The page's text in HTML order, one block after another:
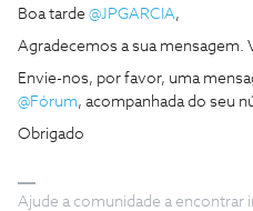
Boa tarde @JPGARCIA,
Agradecemos a sua mensagem.
Envie-nos, por favor, uma
@Fórum, acompanhada do seu
Obrigado
Ajude a comunidade a encontrar